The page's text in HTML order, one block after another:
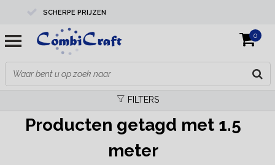
SCHERPE PRIJZEN
PROFESSIONELE KWALITEIT
EXPERTS IN MAATWERK
0
FILTERS
Producten getagd met 1.5
meter